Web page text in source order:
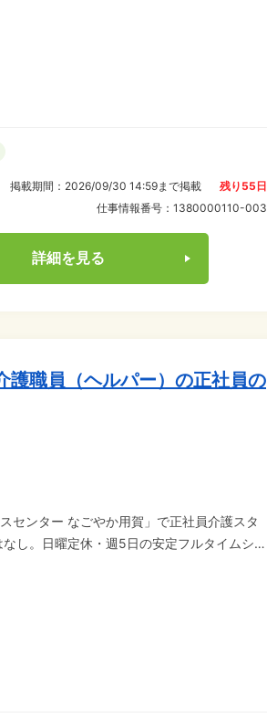
家事と両立したい主婦(主夫)や60代以上の
上の大手株式会社ソラストのグループ企業
掲載期間： 2026/09/30 14:59まで掲載 残り 55 日
仕事情報番号： 1380000110-003
詳細を見る
護職員（ヘルパー）の正社員の
センター なごやか用賀」で正社員介護スタ
し。日曜定休・週5日の安定フルタイムシフ
ループ会社です